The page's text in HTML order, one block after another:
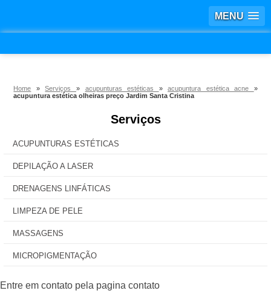
MENU
Home »Serviços » acupunturas estéticas »acupuntura estética acne »
acupuntura estética olheiras preço Jardim Santa Cristina
Serviços
ACUPUNTURAS ESTÉTICAS
DEPILAÇÃO A LASER
DRENAGENS LINFÁTICAS
LIMPEZA DE PELE
MASSAGENS
MICROPIGMENTAÇÃO